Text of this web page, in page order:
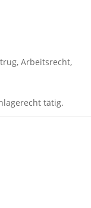
Arbeitsrecht,
tätig.